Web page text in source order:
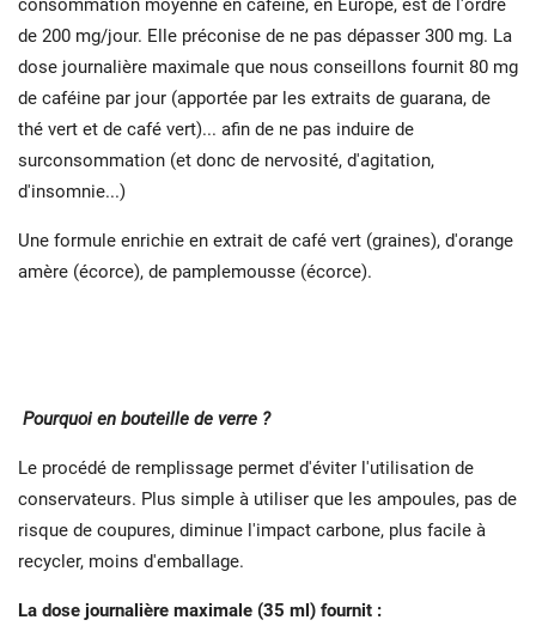
de 200 mg/jour. Elle préconise de ne pas dépasser 300 mg. La
dose journalière maximale que nous conseillons fournit 80 mg
de caféine par jour (apportée par les extraits de guarana, de
thé vert et de café vert)... afin de ne pas induire de
surconsommation (et donc de nervosité, d'agitation,
d'insomnie...)
Une formule enrichie en extrait de café vert (graines), d'orange
amère (écorce), de pamplemousse (écorce).
Pourquoi en bouteille de verre ?
Le procédé de remplissage permet d'éviter l'utilisation de
conservateurs. Plus simple à utiliser que les ampoules, pas de
risque de coupures, diminue l'impact carbone, plus facile à
recycler, moins d'emballage.
La dose journalière maximale (35 ml) fournit :